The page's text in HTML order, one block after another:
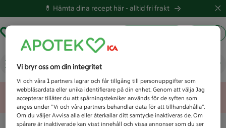
💊 Hämta dina recept här -alltid fri frakt
Vad letar du efter idag?
Unknown error
Vi bryr oss om din integritet
Vi och våra1 partners lagrar och får tillgång till personuppgifter som
webbläsardata eller unika identifierare på din enhet. Genom att välja Jag
accepterar tillåter du att spårningstekniker används för de syften som
anges under ”Vi och våra partners behandlar data för att tillhandahålla”.
Om du väljer Avvisa alla eller återkallar ditt samtycke inaktiveras de. Om
spårare är inaktiverade kan visst innehåll och vissa annonser som du ser